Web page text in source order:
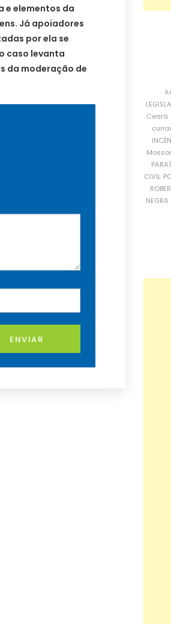
e elementos da
Já apoiadores
por ela se
caso levanta
da moderação de
ENVIAR
Ceará
CIVIL
NEGRA